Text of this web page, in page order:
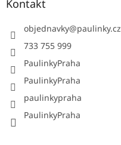
Kontakt
objednavky@paulinky.cz
733 755 999
PaulinkyPraha
PaulinkyPraha
paulinkypraha
PaulinkyPraha